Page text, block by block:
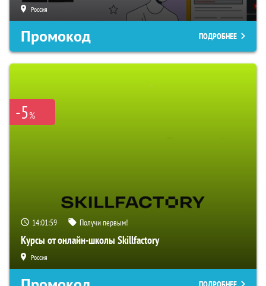
Россия
Промокод ПОДРОБНЕЕ
-5%
14:01:58 Получи первым!
Курсы от онлайн-школы Skillfactory
Россия